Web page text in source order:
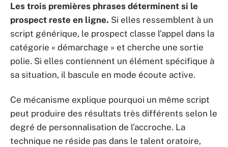
Les trois premières phrases déterminent si le
prospect reste en ligne. Si elles ressemblent à un
script générique, le prospect classe l’appel dans la
catégorie « démarchage » et cherche une sortie
polie. Si elles contiennent un élément spécifique à
sa situation, il bascule en mode écoute active.
Ce mécanisme explique pourquoi un même script
peut produire des résultats très différents selon le
degré de personnalisation de l’accroche. La
technique ne réside pas dans le talent oratoire,